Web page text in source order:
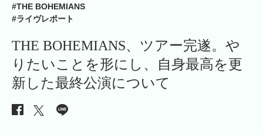
#THE BOHEMIANS
#ライヴレポート
THE BOHEMIANS、ツアー完遂。や
りたいことを形にし、自身最高を更
新した最終公演について